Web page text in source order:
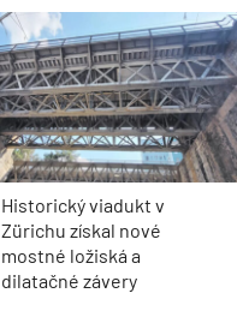
Historický viadukt v
Zürichu získal nové
mostné ložiská a
dilatačné závery